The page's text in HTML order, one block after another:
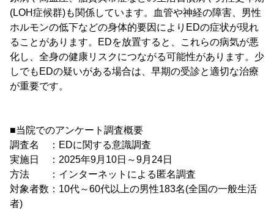
(LOH症候群)も関係しています。血管や神経の障害、男性
ホルモンの低下などの身体的要因によりEDの症状が現れ
ることがあります。EDを放置すると、これらの病気が悪
化し、全身の健康リスクにつながる可能性があります。少
しでもEDの疑いがある場合は、早期の受診と適切な治療
が重要です。
■当院でのアンケート調査概要
調査名 ：EDに関する意識調査
実施日 ：2025年9月10日～9月24日
方法 ：インターネットによる匿名調査
対象者数：10代～60代以上の男性183名(全国の一般生活
者)